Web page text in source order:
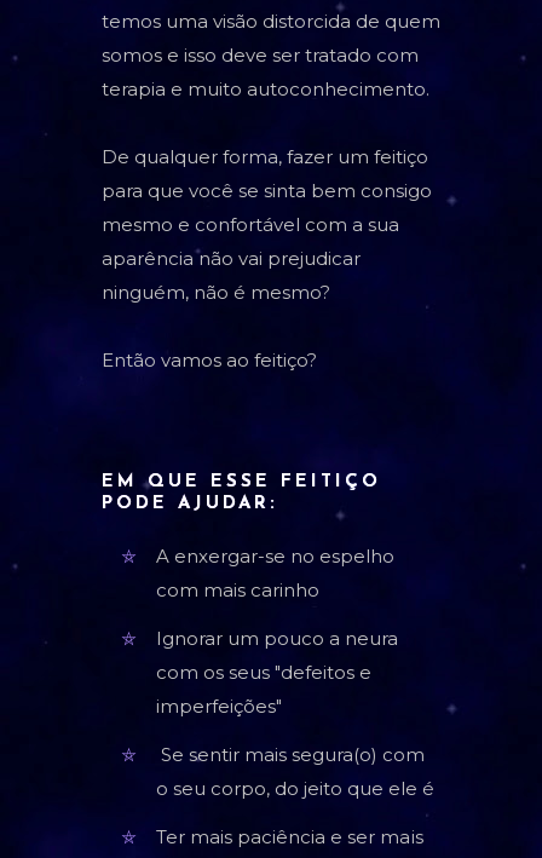
temos uma visão distorcida de quem
somos e isso deve ser tratado com
terapia e muito autoconhecimento.
De qualquer forma, fazer um feitiço
para que você se sinta bem consigo
mesmo e confortável com a sua
aparência não vai prejudicar
ninguém, não é mesmo?
Então vamos ao feitiço?
EM QUE ESSE FEITIÇO
PODE AJUDAR:
A enxergar-se no espelho
com mais carinho
Ignorar um pouco a neura
com os seus "defeitos e
imperfeições"
Se sentir mais segura(o) com
o seu corpo, do jeito que ele é
Ter mais paciência e ser mais